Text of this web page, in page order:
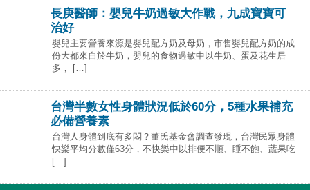
長庚醫師：嬰兒牛奶過敏大作戰，九成寶寶可
治好
嬰兒主要營養來源是嬰兒配方奶及母奶，市售嬰兒配方奶的成
份大都來自於牛奶，嬰兒的食物過敏中以牛奶、蛋及花生居
多， […]
台灣半數女性身體狀況低於60分，5種水果補充
必備營養素
台灣人身體到底有多悶？董氏基金會調查發現，台灣民眾身體
快樂平均分數僅63分，不快樂中以排便不順、睡不飽、蔬果吃
[…]